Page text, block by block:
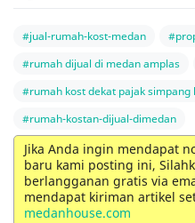
#jual-rumah-kost-medan
#rumah dijual di medan amplas
#rumah kost dekat pajak simpang
#rumah-kostan-dijual-dimedan
Jika Anda ingin mendapat
baru kami posting ini,
berlangganan gratis via
mendapat kiriman artikel
medanhouse.com